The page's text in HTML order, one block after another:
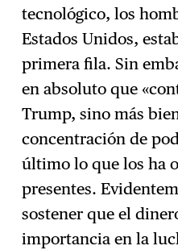
tecnológico, los
Estados Unidos,
primera fila. Sin
en absoluto que
Trump, sino más
concentración de
último lo que los ha
presentes.
sostener que el
importancia en la